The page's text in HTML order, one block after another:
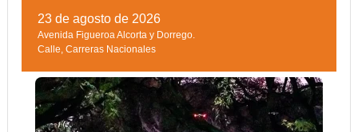
23 de agosto de 2026
Avenida Figueroa Alcorta y Dorrego.
Calle Carreras Nacionales